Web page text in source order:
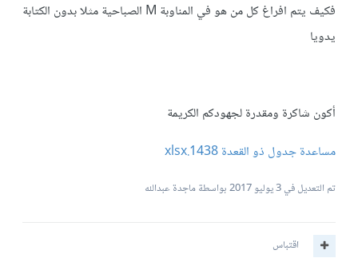
فكيف يتم افراغ كل من هو في المناوبة M الصباحية مثلا بدون الكتابة
يدويا
أكون شاكرة ومقدرة لجهودكم الكريمة
مساعدة جدول ذو القعدة 1438.xlsx
تم التعديل في3 يوليو 2017 بواسطة ماجدة عبدالله
اقتباس